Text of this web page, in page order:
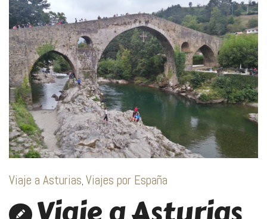
Viaje a Asturias, Viajes por España